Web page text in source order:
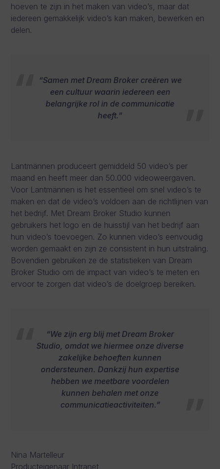
hoeven te zijn in het maken van video’s, maar dat
iedereen gemakkelijk video’s kan maken, bewerken en
delen.
“Samen met Dream Broker creëren we
een cultuur waarin iedereen een
belangrijke rol in de communicatie
heeft.”
Lantmännen produceert gemiddeld 50 video’s per
maand en heeft meer dan 50.000 videoweergaven.
Voor Lantmännen is het essentieel om snel video’s te
maken en dat de video’s voldoen aan de richtlijnen van
het bedrijf. Met Dream Broker Studio kunnen
gebruikers het logo en de huisstijl van het bedrijf aan
hun video’s toevoegen. Zo kunnen video’s eenvoudig
worden gemaakt en zijn ze consistent in hun uitstraling.
Bovendien gebruiken ze de statistieken van Dream
Broker Studio om de impact van video’s te meten en
ervoor te zorgen dat video’s de doelgroep bereiken.
“We zijn erg blij met Dream Broker
Studio, omdat we hiermee onze diverse
zakelijke behoeften kunnen
ondersteunen. Dankzij hun expertise
hebben we meetbare voordelen
kunnen behalen met onze
communicatieactiviteiten.”
Nina Martelleur
Producteigenaar Intranet